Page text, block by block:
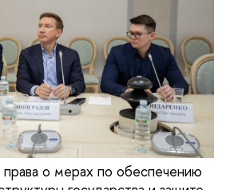
права о мерах по обеспечению